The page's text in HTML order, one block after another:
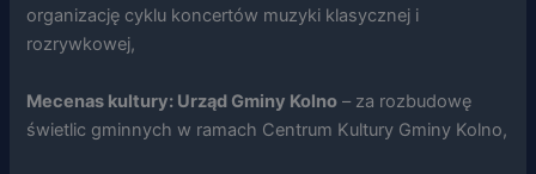
organizację cyklu koncertów muzyki klasycznej i
rozrywkowej,
Mecenas kultury: Urząd Gminy Kolno – za rozbudowę
świetlic gminnych w ramach Centrum Kultury Gminy Kolno,
i strukturę
tego, jak
strona jest